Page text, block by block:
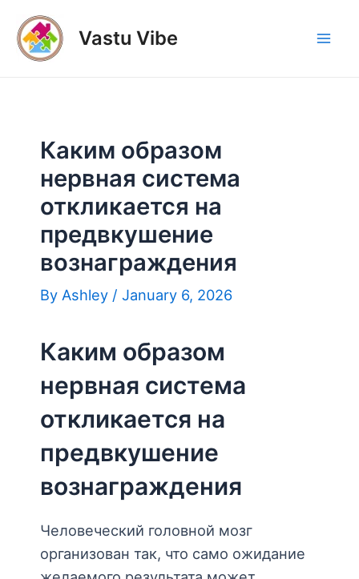
content
Vastu Vibe
Каким образом
нервная система
откликается на
предвкушение
вознаграждения
By Ashley / January 6, 2026
Каким образом
нервная система
откликается на
предвкушение
вознаграждения
Человеческий головной мозг
организован так, что само ожидание